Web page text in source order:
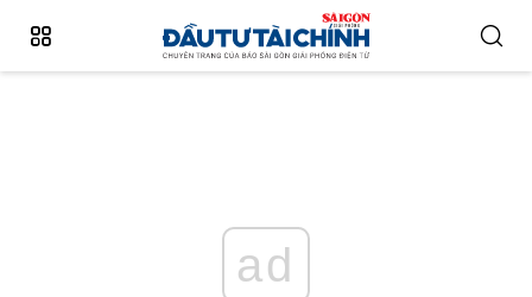
ad